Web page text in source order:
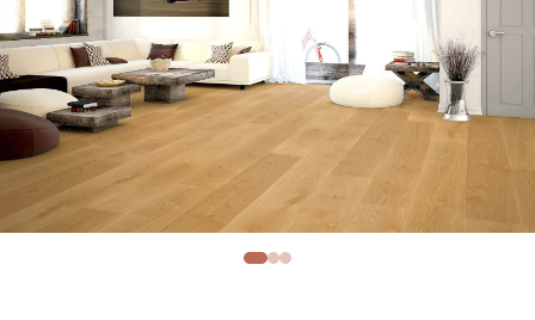
PARQUET HUILÉ PARQUET EN BOIS BRUT
PARQUET VIEILLI PARQUET EN CHÊNE FUMÉ
PARQUET LAMES LARGES XXL PARQUET EN CHÊNE